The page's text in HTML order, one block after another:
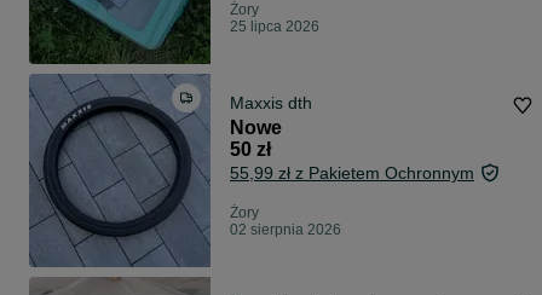
Żory
25 lipca 2026
Maxxis dth
Nowe
50 zł
55,99 zł z Pakietem Ochronnym
Żory
02 sierpnia 2026